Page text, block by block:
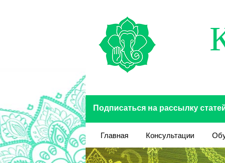
Подписаться на рассылку
Главная Консультации